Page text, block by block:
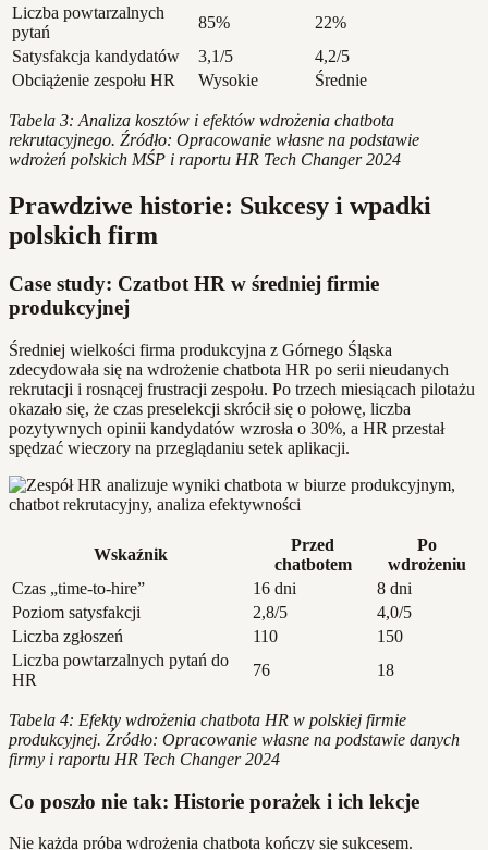
Liczba powtarzalnych
pytań
85%
22%
Satysfakcja kandydatów
3,1/5
4,2/5
Obciążenie zespołu HR
Wysokie Średnie
Tabela 3: Analiza kosztów i efektów wdrożenia chatbota
rekrutacyjnego. Źródło: Opracowanie własne na podstawie
wdrożeń polskich MŚP i raportu HR Tech Changer 2024
Prawdziwe historie: Sukcesy i wpadki
polskich firm
Case study: Czatbot HR w średniej firmie
produkcyjnej
Średniej wielkości firma produkcyjna z Górnego Śląska
zdecydowała się na wdrożenie chatbota HR po serii nieudanych
rekrutacji i rosnącej frustracji zespołu. Po trzech miesiącach pilotażu
okazało się, że czas preselekcji skrócił się o połowę, liczba
pozytywnych opinii kandydatów wzrosła o 30%, a HR przestał
spędzać wieczory na przeglądaniu setek aplikacji.
Wskaźnik
Przed
chatbotem
Po
wdrożeniu
Czas „time-to-hire”
16 dni
8 dni
Poziom satysfakcji
2,8/5
4,0/5
Liczba zgłoszeń
110
150
Liczba powtarzalnych pytań do
HR
76 18
Tabela 4: Efekty wdrożenia chatbota HR w polskiej firmie
produkcyjnej. Źródło: Opracowanie własne na podstawie danych
firmy i raportu HR Tech Changer 2024
Co poszło nie tak: Historie porażek i ich lekcje
Nie każda próba wdrożenia chatbota kończy się sukcesem.